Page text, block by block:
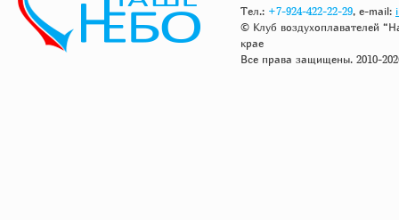
Тел.: +7-924-422-22-29, e-mail:
© Клуб воздухоплавателей
крае
Все права защищены. 2010-